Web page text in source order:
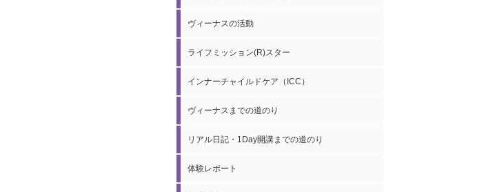
ヴィーナスの活動
ライフミッション(R)スター
インナーチャイルドケア（ICC）
ヴィーナスまでの道のり
リアル日記・1Day開講までの道のり
体験レポート